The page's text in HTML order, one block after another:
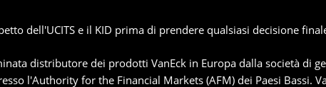
dell'UCITS e il KID prima di prendere qualsiasi decisione
distributore dei prodotti VanEck in Europa dalla società di
l'Authority for the Financial Markets (AFM) dei Paesi Bassi.